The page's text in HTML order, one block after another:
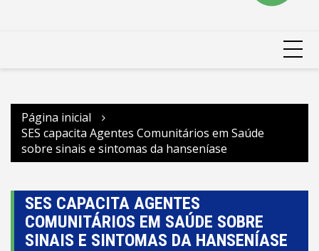
Página inicial
SES capacita Agentes Comunitários em Saúde
sobre sinais e sintomas da hanseníase
SES CAPACITA AGENTES
COMUNITÁRIOS EM SAÚDE SOBRE
SINAIS E SINTOMAS DA HANSENÍASE